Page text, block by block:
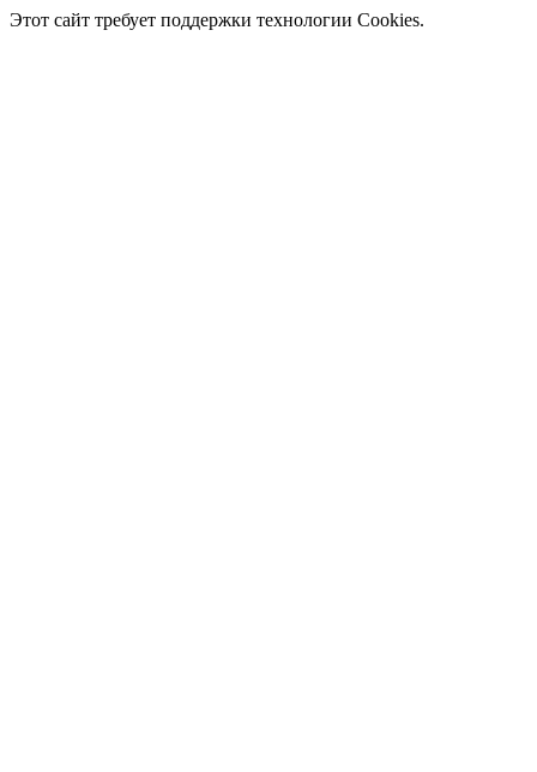
Этот сайт требует поддержки технологии Cookies.